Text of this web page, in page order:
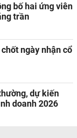
bố hai ứng viên
trần
ngày nhận cổ
dự kiến
doanh 2026